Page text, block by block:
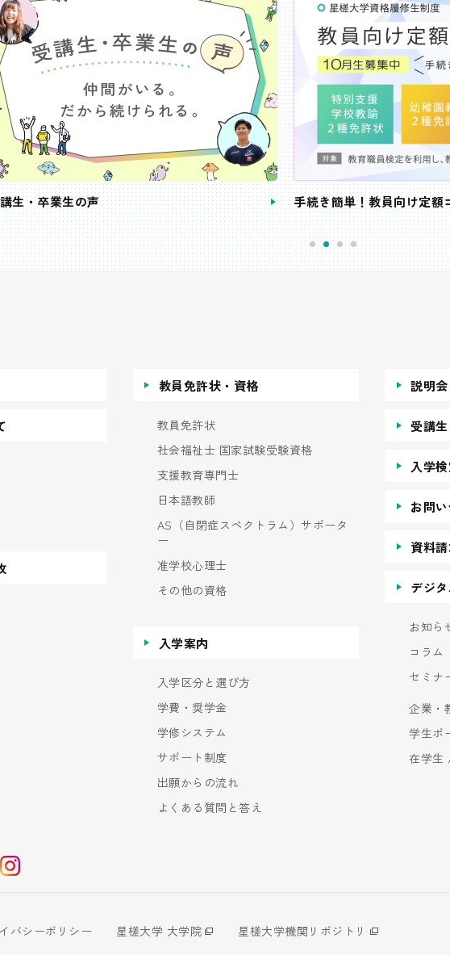
生・卒業生の声 手続き簡単！教員向け定額
教員免許状・資格
教員免許状
社会福祉士 国家試験受験資格
支援教育専門士
日本語教師
AS（自閉症スペクトラム）サポータ
ー
准学校心理士
その他の資格
入学案内
入学区分と選び方
学費・奨学金
学修システム
サポート制度
出願からの流れ
よくある質問と答え
説明
受講
入学
お問
資料
デジ
お知ら
コラム
セミナ
企業・
学生ポ
在学生
バシーポリシー 星槎大学 大学院
星槎大学機関リポジトリ